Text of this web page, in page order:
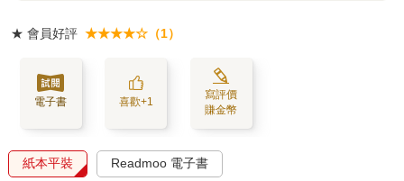
★ 會員好評 ★★★★☆（1）
電子書 喜歡+1
寫評價
賺金幣
紙本平裝 Readmoo 電子書